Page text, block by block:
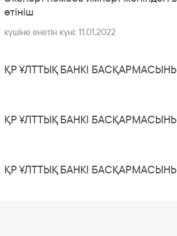
Банкте жұмыс істеу
өтініш
күшіне енетін күні: 11.01.2022
ҚР ҰЛТТЫҚ БАНКІ
ҚР ҰЛТТЫҚ БАНКІ
ҚР ҰЛТТЫҚ БАНКІ